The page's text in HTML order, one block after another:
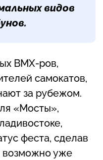
видов
.
BMX-ров,
самокатов,
за рубежом.
«Мосты»,
феста, сделав
уже